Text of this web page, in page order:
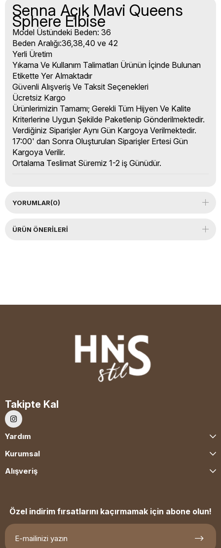
Senna Açık Mavi Queens
Sphere Elbise
Model Üstündeki Beden: 36
Beden Aralığı:36,38,40 ve 42
Yerli Üretim
Yıkama Ve Kullanım Talimatları Ürünün İçinde Bulunan
Etikette Yer Almaktadır
Güvenli Alışveriş Ve Taksit Seçenekleri
Ücretsiz Kargo
Ürünlerimizin Tamamı; Gerekli Tüm Hijyen Ve Kalite
Kriterlerine Uygun Şekilde Paketlenip Gönderilmektedir.
Verdiğiniz Siparişler Aynı Gün Kargoya Verilmektedir.
17:00' dan Sonra Oluşturulan Siparişler Ertesi Gün
Kargoya Verilir.
Ortalama Teslimat Süremiz 1-2 iş Günüdür.
YORUMLAR(0)
ÜRÜN ÖNERILERI
Takipte Kal
Yardım
Kurumsal
Alışveriş
Özel indirim fırsatlarını kaçırmamak için abone olun!